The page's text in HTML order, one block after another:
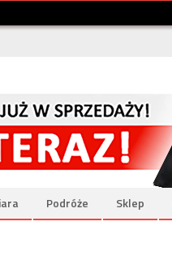
Podróże Sklep